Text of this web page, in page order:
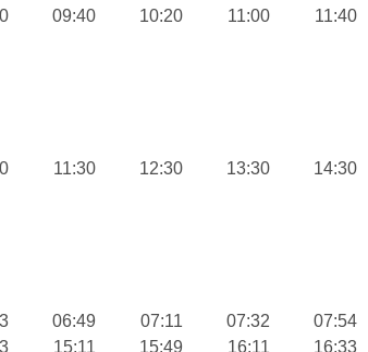
09:40 10:20 11:00 11:40
11:30 12:30 13:30 14:30
06:49 07:11 07:32 07:54
15:11 15:49 16:11 16:33